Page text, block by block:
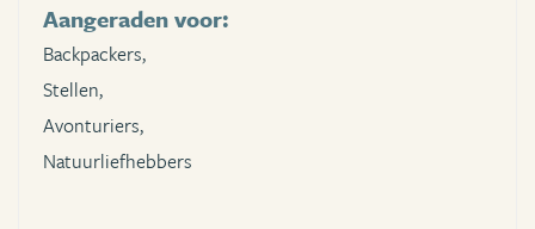
Aangeraden voor:
Backpackers,
Stellen,
Avonturiers,
Natuurliefhebbers